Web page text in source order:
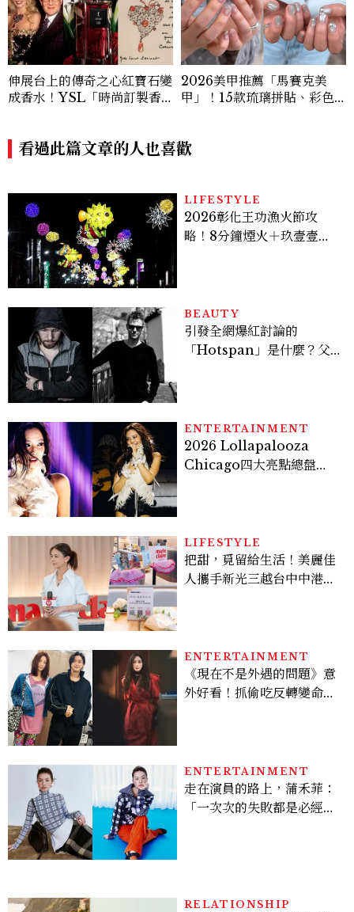
伸展台上的傳奇之心紅寶石變
成香水！YSL「時尚訂製香
調，性感張力令人一聞上癮
2026美甲推薦「馬賽克美
甲」！15款琉璃拼貼、彩色
看過此篇文章的人也喜歡
LIFESTYLE
2026彰化王功漁火節攻
略！8分鐘煙火＋玖壹壹、
BEAUTY
引發全網爆紅討論的
「Hotspan」是什麼？父
ENTERTAINMENT
2026 Lollapalooza
Chicago四大亮點總盤
LIFESTYLE
把甜，覓留給生活！美麗佳
人攜手新光三越台中中港
ENTERTAINMENT
《現在不是外遇的問題》意
外好看！抓偷吃反轉變命
看點懶人包
ENTERTAINMENT
走在演員的路上，蒲禾菲：
「一次次的失敗都是必經過
RELATIONSHIP